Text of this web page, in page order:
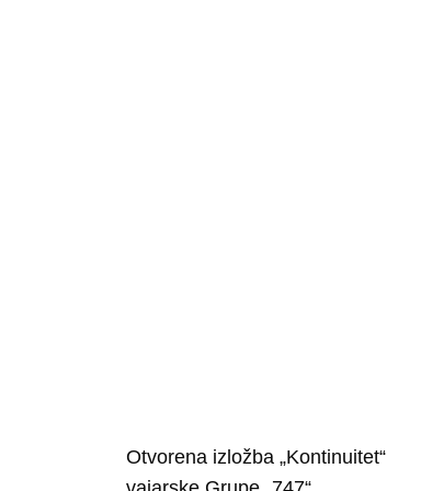
Otvorena izložba „Kontinuitet“